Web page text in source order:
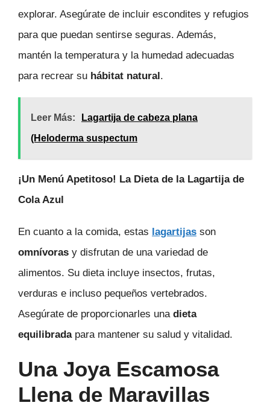
explorar. Asegúrate de incluir escondites y refugios
para que puedan sentirse seguras. Además,
mantén la temperatura y la humedad adecuadas
para recrear su hábitat natural.
Leer Más:
Lagartija de cabeza plana
(Heloderma suspectum
¡Un Menú Apetitoso! La Dieta de la Lagartija de
Cola Azul
En cuanto a la comida, estas lagartijas son
omnívoras y disfrutan de una variedad de
alimentos. Su dieta incluye insectos, frutas,
verduras e incluso pequeños vertebrados.
Asegúrate de proporcionarles una dieta
equilibrada para mantener su salud y vitalidad.
Una Joya Escamosa
Llena de Maravillas